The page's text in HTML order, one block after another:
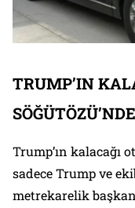
TRUMP’IN
SÖĞÜTÖZÜ’NDE
Trump’ın kalacağı
sadece Trump ve
metrekarelik